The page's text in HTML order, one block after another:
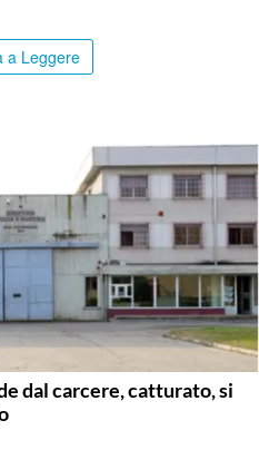
a Leggere
dal carcere, catturato, si